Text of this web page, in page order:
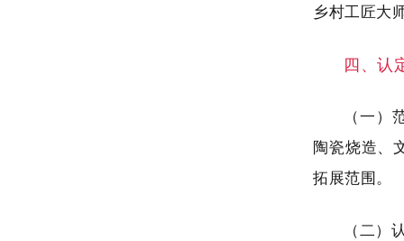
乡村工匠大
四、认
（一）
陶瓷烧造、
拓展范围。
（二）